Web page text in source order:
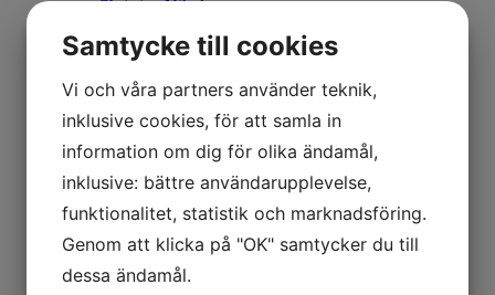
Christine Nikol
Britta Noresten
Eva Olofsson
Ulla Ohlson
Emil Olsson
Johan Palmborg
Sirje Papp
Johan Patricny
Ania Pauser
Mikael Persbrandt
Stefan MÅS Persson
Puppet Daniel Blomqvist
Madeleine Pyk
Paul Quant
Samtycke till cookies
Vi och våra partners använder teknik,
inklusive cookies, för att samla in
information om dig för olika ändamål,
inklusive: bättre användarupplevelse,
funktionalitet, statistik och marknadsföring.
Genom att klicka på "OK" samtycker du till
dessa ändamål.